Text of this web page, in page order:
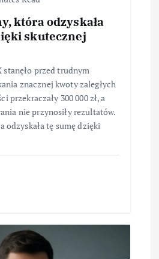
która odzyskała
skutecznej
stanęło przed trudnym
znacznej kwoty zaległych
przekraczały 300 000 zł, a
nie przynosiły rezultatów.
odzyskała tę sumę dzięki